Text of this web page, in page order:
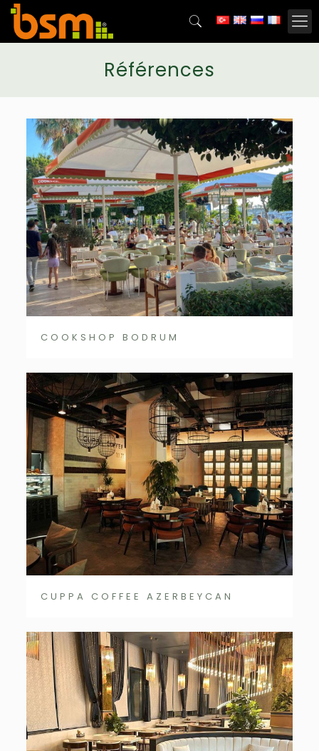
Références
COOKSHOP BODRUM
CUPPA COFFEE AZERBEYCAN